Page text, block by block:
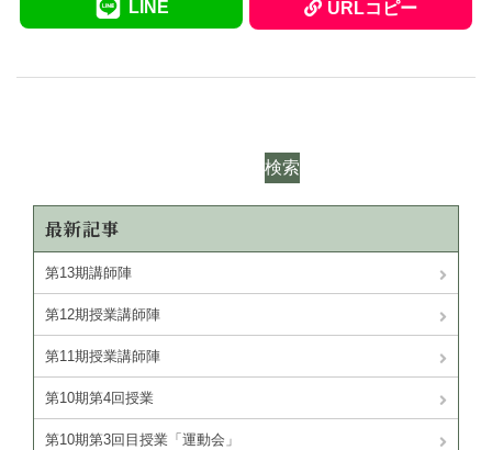
LINE URLコピー
検索
最新記事
第13期講師陣
第12期授業講師陣
第11期授業講師陣
第10期第4回授業
第10期第3回目授業「運動会」